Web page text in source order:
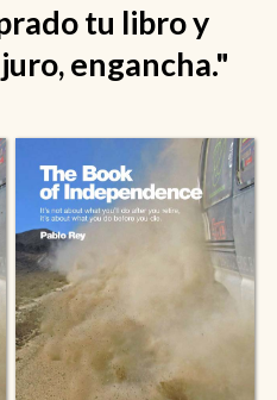
tu libro y
engancha."